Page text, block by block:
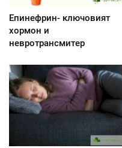
Епинефрин- ключовият
хормон и
невротрансмитер